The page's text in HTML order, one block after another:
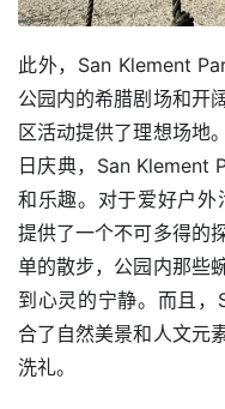
此外，San Klement
公园内的希腊剧场和开
区活动提供了理想场地
日庆典，San Klement
和乐趣。对于爱好户
提供了一个不可多得的
单的散步，公园内那些
到心灵的宁静。而且
合了自然美景和人文元
洗礼。